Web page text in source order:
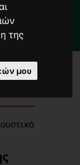
της
μου